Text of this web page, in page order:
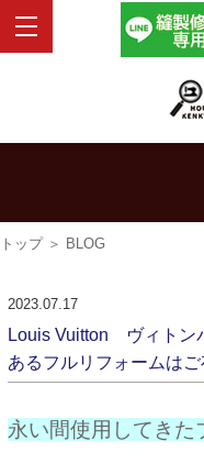
トップ＞ BLOG
2023.07.17
Louis Vuitton ヴィトン
あるフルリフォームはご
永い間使用してきた